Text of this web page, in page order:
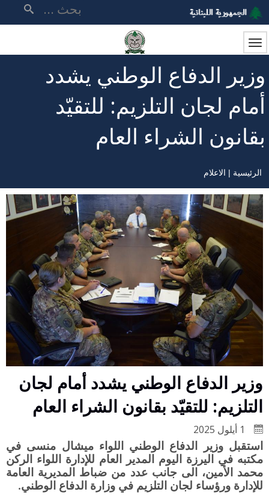
تجاوز
إلى
المحتوى
الرئيسي
وزير الدفاع الوطني يشدد
أمام لجان التلزيم: للتقيّد
بقانون الشراء العام
مسار
التنقل
الرئيسية الاعلام
وزير الدفاع الوطني يشدد أمام لجان
التلزيم: للتقيّد بقانون الشراء العام
استقبل وزير الدفاع الوطني اللواء ميشال منسى في
مكتبه في اليرزة اليوم المدير العام للإدارة اللواء الركن
محمد الأمين، الى جانب عدد من ضباط المديرية العامة
للإدارة ورؤساء لجان التلزيم في وزارة الدفاع الوطني.